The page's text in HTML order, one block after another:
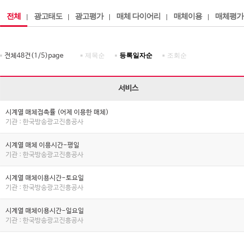
전체 광고태도 광고평가 매체 다이어리 매체이용 매체평가
전체 48건(1 /5)page 제목순 등록일자순 조회순
서비스
시계열 매체접촉률 (어제 이용한 매체)
기관 : 한국방송광고진흥공사
시계열 매체 이용시간-평일
기관 : 한국방송광고진흥공사
시계열 매체이용시간-토요일
기관 : 한국방송광고진흥공사
시계열 매체이용시간-일요일
기관 : 한국방송광고진흥공사